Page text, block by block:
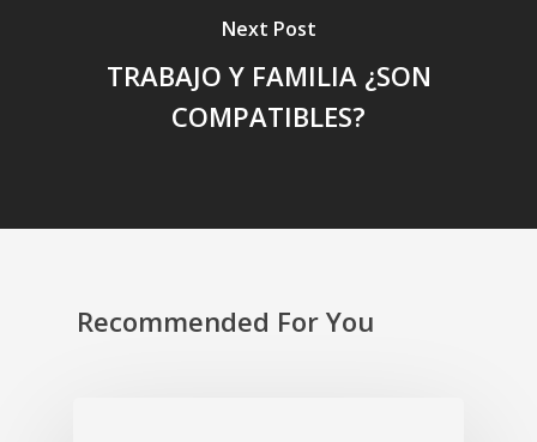
Next Post
TRABAJO Y FAMILIA ¿SON
COMPATIBLES?
Recommended For You